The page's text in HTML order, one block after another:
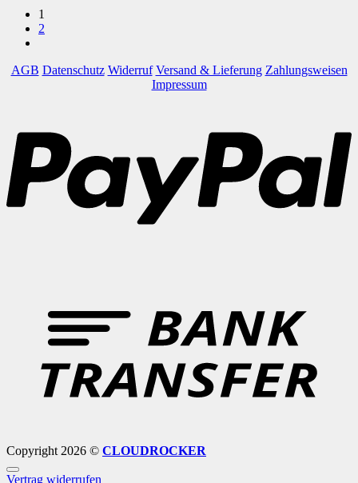
1
2
AGB Datenschutz Widerruf Versand & Lieferung Zahlungsweisen
Impressum
Copyright 2026 © CLOUDROCKER
Vertrag widerrufen